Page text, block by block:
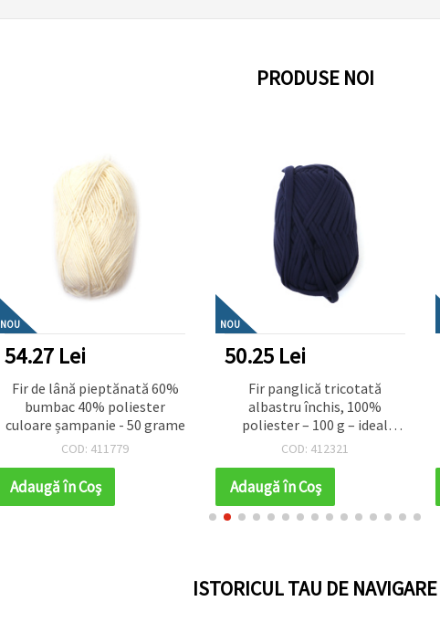
PRODUSE NOI
NOU
54.27 Lei
Fir de lână pieptănată 60%
bumbac 40% poliester
culoare șampanie - 50 grame
COD: 411779
Adaugă în Coş
NOU
50.25 Lei
Fir panglică tricotată
albastru închis, 100%
poliester – 100 g – ideal
pentru croșetat, tricotat și
COD: 412321
Adaugă în Coş
ISTORICUL TAU DE NAVIGARE